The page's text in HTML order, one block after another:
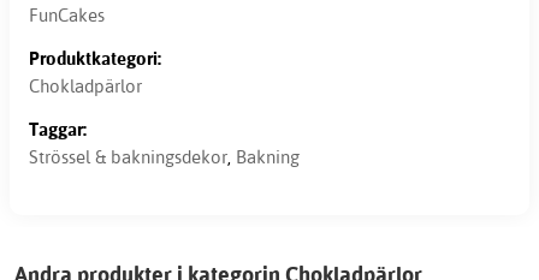
FunCakes
Produktkategori:
Chokladpärlor
Taggar:
Strössel & bakningsdekor, Bakning
Andra produkter i kategorin Chokladpärlor